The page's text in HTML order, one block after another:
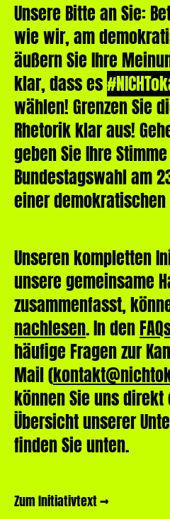
Unsere Bitte an Sie:
wie wir, am
äußern Sie Ihre
klar, dass es
wählen! Grenzen Sie
Rhetorik klar aus!
geben Sie Ihre
Bundestagswahl am
einer demokratischen
Unseren kompletten
unsere gemeinsame
zusammenfasst,
nachlesen. In den
häufige Fragen zur
Mail (
können Sie uns direkt
Übersicht unserer
finden Sie unten.
Zum Initiativtext →